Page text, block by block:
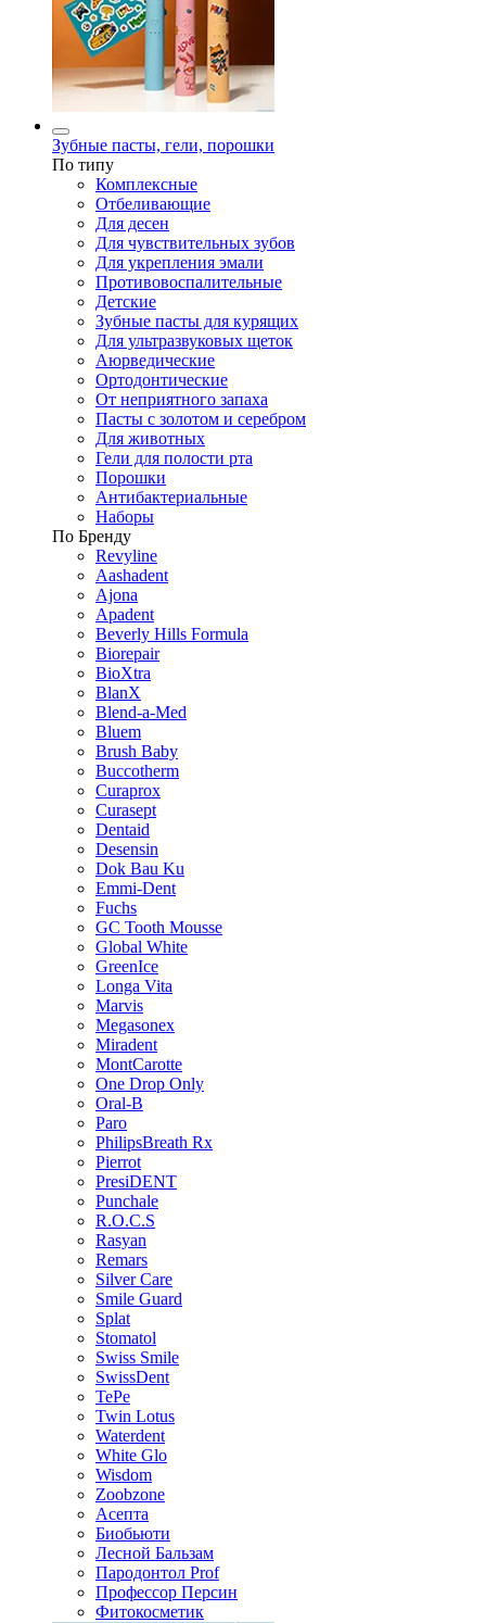
Зубные пасты, гели, порошки
По типу
Комплексные
Отбеливающие
Для десен
Для чувствительных зубов
Для укрепления эмали
Противовоспалительные
Детские
Зубные пасты для курящих
Для ультразвуковых щеток
Аюрведические
Ортодонтические
От неприятного запаха
Пасты с золотом и серебром
Для животных
Гели для полости рта
Порошки
Антибактериальные
Наборы
По Бренду
Revyline
Aashadent
Ajona
Apadent
Beverly Hills Formula
Biorepair
BioXtra
BlanX
Blend-a-Med
Bluem
Brush Baby
Buccotherm
Curaprox
Curasept
Dentaid
Desensin
Dok Bau Ku
Emmi-Dent
Fuchs
GC Tooth Mousse
Global White
GreenIce
Longa Vita
Marvis
Megasonex
Miradent
MontCarotte
One Drop Only
Oral-B
Paro
PhilipsBreath Rx
Pierrot
PresiDENT
Punchale
R.O.C.S
Rasyan
Remars
Silver Care
Smile Guard
Splat
Stomatol
Swiss Smile
SwissDent
TePe
Twin Lotus
Waterdent
White Glo
Wisdom
Zoobzone
Асепта
Биобьюти
Лесной Бальзам
Пародонтол Prof
Профессор Персин
Фитокосметик